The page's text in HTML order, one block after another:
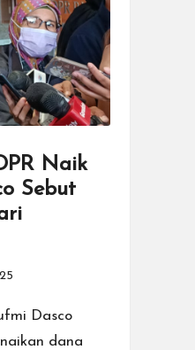
Naik
Sebut
Dasco
dana